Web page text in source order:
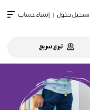
تسجيل دخول | إنشاء حساب
تبرع سريع